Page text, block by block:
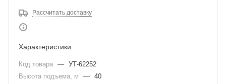
Рассчитать доставку
Характеристики
Код товара — УТ-62252
Высота подъема, м
— 40